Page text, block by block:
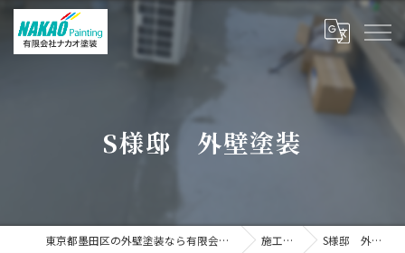
S様邸 外壁塗装
東京都墨田区の外壁塗装なら有限会社ナカオ塗装 施工事例 S様邸 外壁塗装